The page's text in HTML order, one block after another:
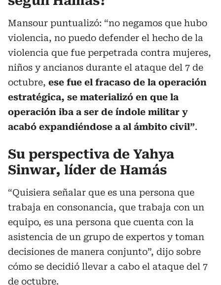
Mansour puntualizó: “no negamos que hubo
violencia, no puedo defender el hecho de la
violencia que fue perpetrada contra mujeres,
niños y ancianos durante el ataque del 7 de
octubre, ese fue el fracaso de la operación
estratégica, se materializó en que la
operación iba a ser de índole militar y
acabó expandiéndose a al ámbito civil”.
Su perspectiva de Yahya
Sinwar, líder de Hamás
“Quisiera señalar que es una persona que
trabaja en consonancia, que trabaja con un
equipo, es una persona que cuenta con la
asistencia de un grupo de expertos y toman
decisiones de manera conjunto”, dijo sobre
cómo se decidió llevar a cabo el ataque del 7
de octubre.